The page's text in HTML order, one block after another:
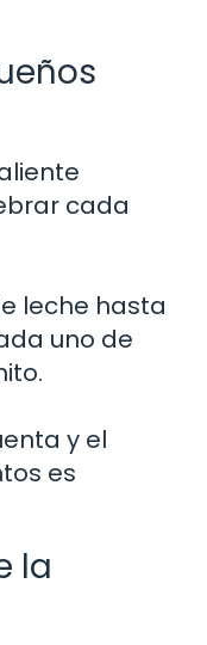
cada
leche hasta
uno de
y el
es
la